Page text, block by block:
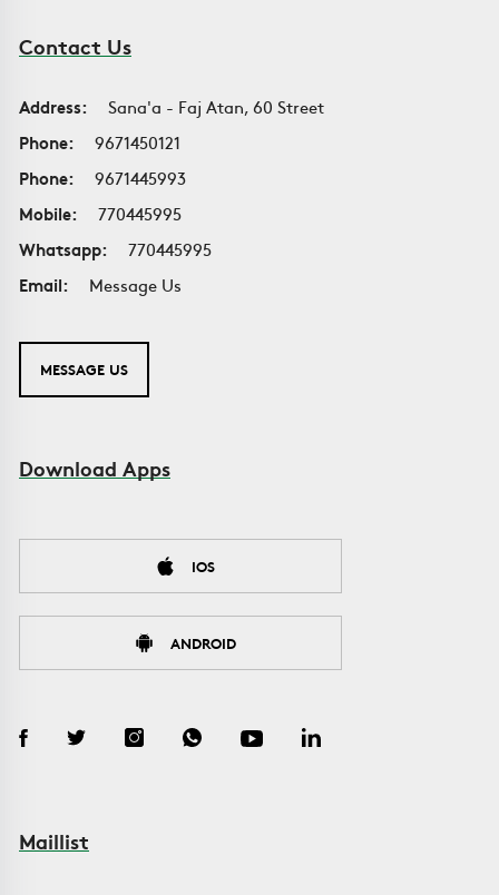
Contact Us
Address:
Sana'a - Faj Atan, 60 Street
Phone:
9671450121
Phone:
9671445993
Mobile:
770445995
Whatsapp:
770445995
Email:
Message Us
MESSAGE US
Download Apps
IOS
ANDROID
Maillist